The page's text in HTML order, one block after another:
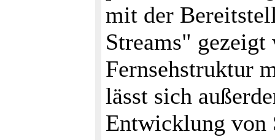
mit der
Streams" gezeigt
Fernsehstruktur
lässt sich
Entwicklung von